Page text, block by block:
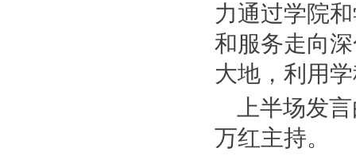
力通过学院
和服务走向
大地，利用
上半场发
万红主持。